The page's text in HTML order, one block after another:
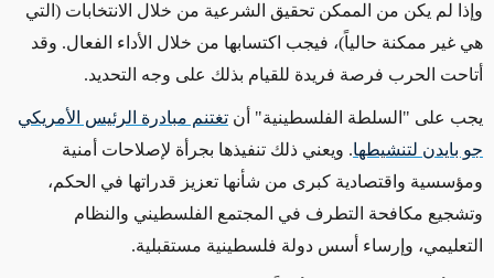
وإذا لم يكن من الممكن تحقيق الشرعية من خلال الانتخابات (التي
هي غير ممكنة حالياً)، فيجب اكتسابها من خلال الأداء الفعال. وقد
أتاحت الحرب فرصة فريدة للقيام بذلك على وجه التحديد.
يجب على "السلطة الفلسطينية" أن تغتنم مبادرة الرئيس الأمريكي
جو بايدن لتنشيطها. ويعني ذلك تنفيذها بجرأة لإصلاحات أمنية
ومؤسسية واقتصادية كبرى من شأنها تعزيز قدراتها في الحكم،
وتشجيع مكافحة التطرف في المجتمع الفلسطيني والنظام
التعليمي، وإرساء أسس دولة فلسطينية مستقبلية.